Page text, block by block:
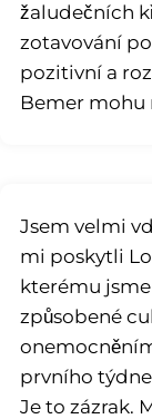
žaludečních
zotavování
pozitivní a
Bemer mohu
Jsem velmi
mi poskytli
kterému
způsobené
prvního týdne
Je to zázrak.